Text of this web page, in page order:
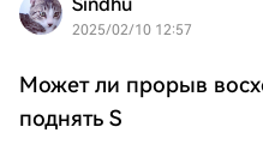
2025/02/10 12:57
Может ли прорыв
поднять S